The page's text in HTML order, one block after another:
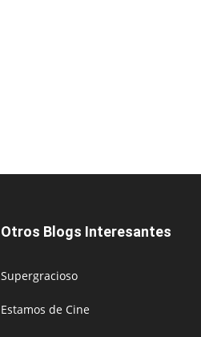
Otros Blogs Interesantes
Supergracioso
Estamos de Cine